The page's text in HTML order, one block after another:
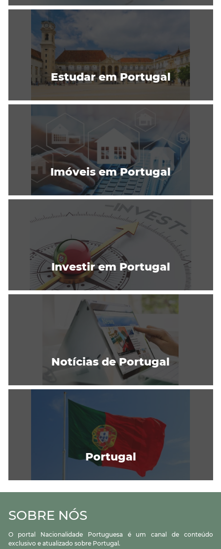
Estudar em Portugal
Imóveis em Portugal
Investir em Portugal
Notícias de Portugal
Portugal
SOBRE NÓS
O portal Nacionalidade Portuguesa é um canal de conteúdo
exclusivo e atualizado sobre Portugal.